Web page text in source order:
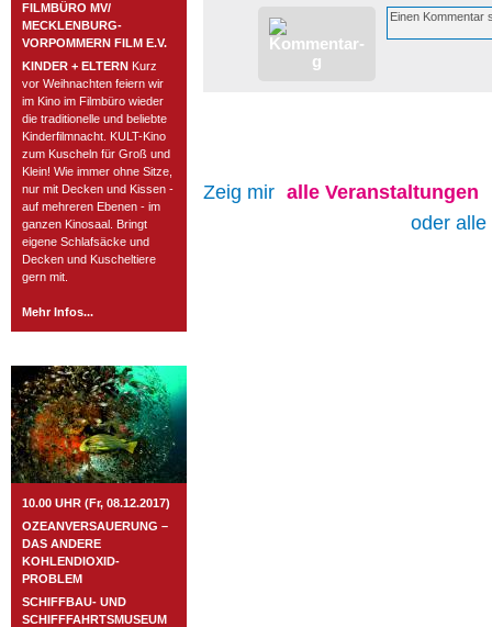
FILMBÜRO MV/
MECKLENBURG-
VORPOMMERN FILM E.V.
KINDER + ELTERN Kurz
vor Weihnachten feiern wir
im Kino im Filmbüro wieder
die traditionelle und beliebte
Kinderfilmnacht. KULT-Kino
zum Kuscheln für Groß und
Klein! Wie immer ohne Sitze,
nur mit Decken und Kissen -
auf mehreren Ebenen - im
ganzen Kinosaal. Bringt
eigene Schlafsäcke und
Decken und Kuscheltiere
gern mit.
Mehr Infos...
10.00 UHR (Fr, 08.12.2017)
OZEANVERSAUERUNG –
DAS ANDERE
KOHLENDIOXID-
PROBLEM
SCHIFFBAU- UND
SCHIFFFAHRTSMUSEUM
Zeig mir alle Veranstaltungen
oder alle